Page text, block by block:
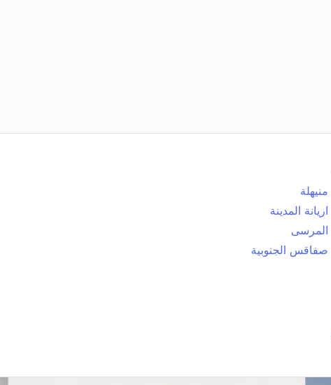
منيهلة
اريانة المدينة
المرسى
صفاقس الجنوبية